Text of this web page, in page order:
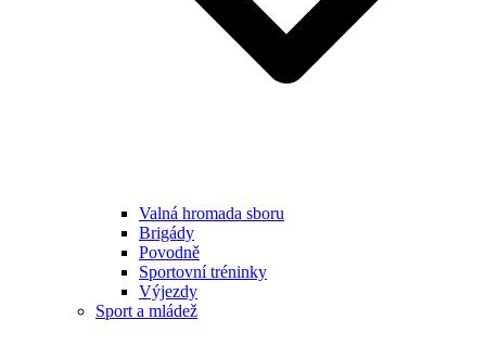
Valná hromada sboru
Brigády
Povodně
Sportovní tréninky
Výjezdy
Sport a mládež